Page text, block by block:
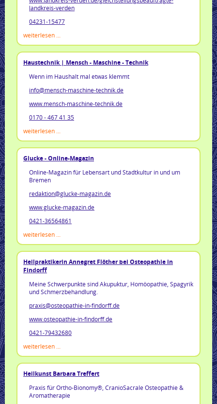
landkreis-verden
04231-15477
weiterlesen ...
Haustechnik | Mensch - Maschine - Technik
Wenn im Haushalt mal etwas klemmt
info@mensch-maschine-technik.de
www.mensch-maschine-technik.de
0170 - 467 41 35
weiterlesen ...
Glucke - Online-Magazin
Online-Magazin für Lebensart und Stadtkultur in und um
Bremen
redaktion@glucke-magazin.de
www.glucke-magazin.de
0421-36564861
weiterlesen ...
Heilpraktikerin Annegret Flöther bei Osteopathie in
Findorff
Meine Schwerpunkte sind Akupuktur, Homöopathie, Spagyrik
und Schmerzbehandlung.
praxis@osteopathie-in-findorff.de
www.osteopathie-in-findorff.de
0421-79432680
weiterlesen ...
Heilkunst Barbara Treffert
Praxis für Ortho-Bionomy®, CranioSacrale Osteopathie &
Aromatherapie